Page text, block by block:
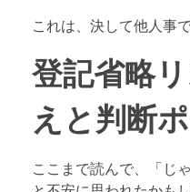
これは、決して他人事
登記省略
えと判断
ここまで読んで、「じ